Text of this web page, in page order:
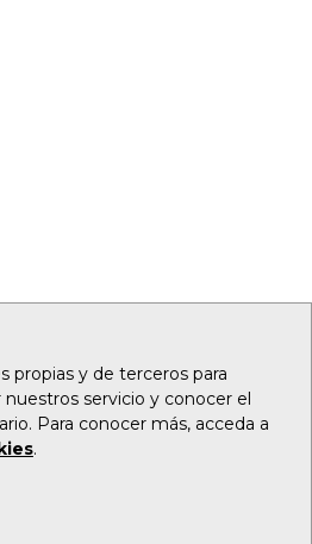
propias y de terceros para
nuestros servicio y conocer el
Para conocer más, acceda a
.